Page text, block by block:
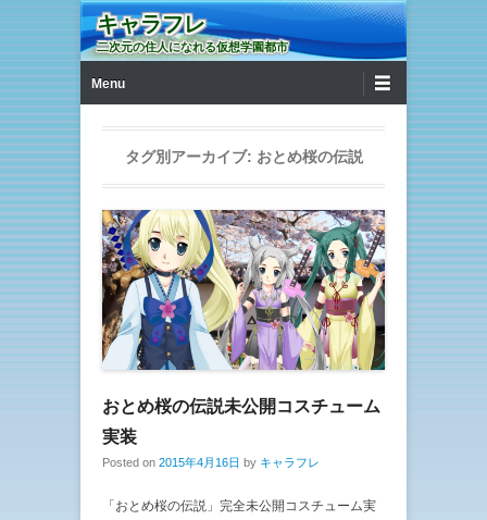
キャラフレ
二次元の住人になれる仮想学園都市
Menu
タグ別アーカイブ: おとめ桜の伝説
おとめ桜の伝説未公開コスチューム
実装
Posted on 2015年4月16日 by キャラフレ
「おとめ桜の伝説」完全未公開コスチューム実